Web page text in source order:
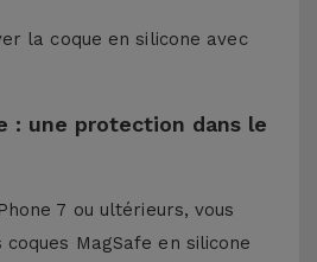
la coque en silicone avec
: une protection dans le
7 ou ultérieurs, vous
MagSafe en silicone